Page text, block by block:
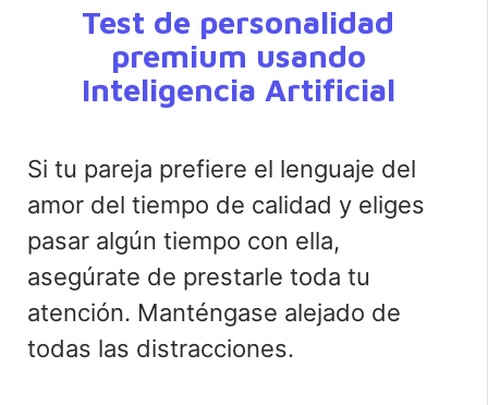
Test de personalidad
premium usando
Inteligencia Artificial
Si tu pareja prefiere el lenguaje del
amor del tiempo de calidad y eliges
pasar algún tiempo con ella,
asegúrate de prestarle toda tu
atención. Manténgase alejado de
todas las distracciones.